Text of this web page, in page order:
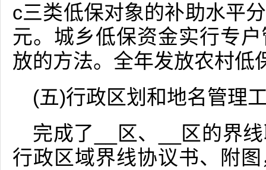
c三类低保对象的补助水平
元。城乡低保资金实行专
放的方法。全年发放农村低
(五)行政区划和地名管理
完成了__区、__区的界
行政区域界线协议书、附